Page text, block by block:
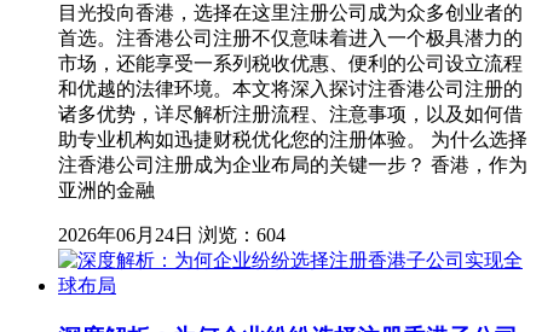
目光投向香港，选择在这里注册公司成为众多创业者的
首选。注香港公司注册不仅意味着进入一个极具潜力的
市场，还能享受一系列税收优惠、便利的公司设立流程
和优越的法律环境。本文将深入探讨注香港公司注册的
诸多优势，详尽解析注册流程、注意事项，以及如何借
助专业机构如迅捷财税优化您的注册体验。 为什么选择
注香港公司注册成为企业布局的关键一步？ 香港，作为
亚洲的金融
2026年06月24日 浏览：604